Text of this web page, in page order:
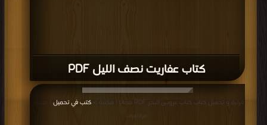
كتاب عفاريت نصف الليل PDF
قراءة و تحميل كتاب كتاب عروس البحر PDF مجانا | مكتبة > كتب في تحميل
: مرة/مرات